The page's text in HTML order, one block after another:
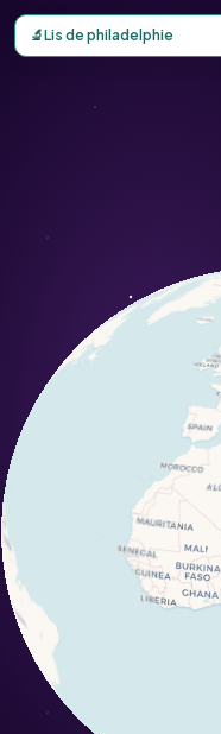
Carte d'observation du
🔬Lis de philadelphie